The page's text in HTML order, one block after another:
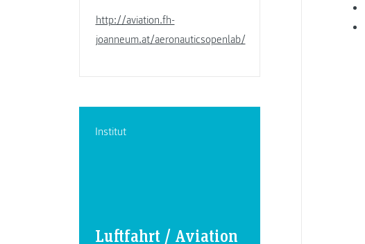
http://aviation.fh-
joanneum.at/aeronauticsopenlab/
Institut
Luftfahrt / Aviation